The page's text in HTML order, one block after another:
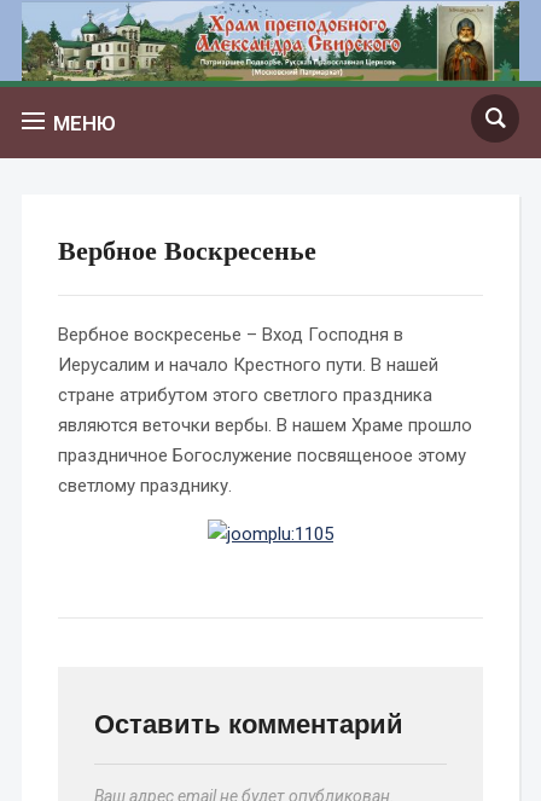
МЕНЮ
Вербное Воскресенье
Вербное воскресенье – Вход Господня в
Иерусалим и начало Крестного пути. В нашей
стране атрибутом этого светлого праздника
являются веточки вербы. В нашем Храме прошло
праздничное Богослужение посвященоое этому
светлому празднику.
Оставить комментарий
Ваш адрес email не будет опубликован.